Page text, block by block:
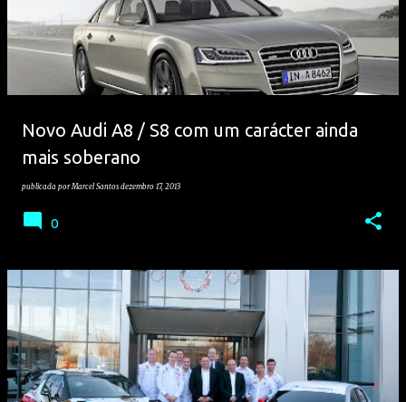
Novo Audi A8 / S8 com um carácter ainda
mais soberano
publicada porMarcel Santos dezembro 17, 2013
0